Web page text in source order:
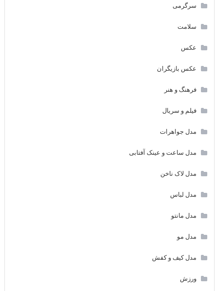
سرگرمی
سلامت
عکس
عکس بازیگران
فرهنگ و هنر
فیلم و سریال
مدل جواهرات
مدل ساعت و عینک آفتابی
مدل لاک ناخن
مدل لباس
مدل مانتو
مدل مو
مدل کیف و کفش
ورزش